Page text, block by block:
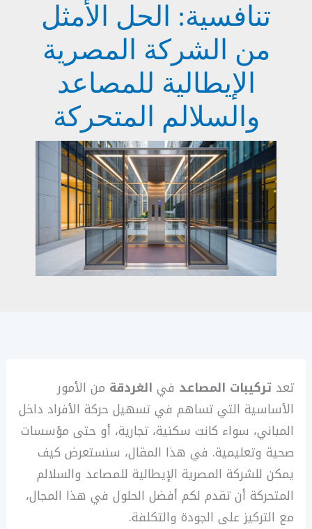
تنافسية: الحل الأمثل
من الشركة المصرية
الإيطالية للمصاعد
والسلالم المتحركة
تعدتركيبات المصاعد في الغردقة من الأمور
الأساسية التي تساهم في تسهيل حركة الأفراد داخل
المباني، سواء كانت سكنية، تجارية، أو حتى مؤسسات
صحية وتعليمية. في هذا المقال، سنستعرض كيف
يمكن للشركة المصرية الإيطالية للمصاعد والسلالم
المتحركة أن تقدم لكم أفضل الحلول في هذا المجال،
مع التركيز على الجودة والتكلفة.